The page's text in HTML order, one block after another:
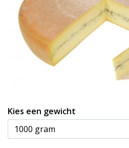
Kies een gewicht